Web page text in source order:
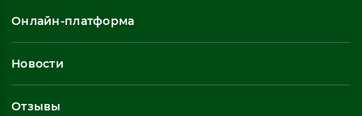
Профессиональное обучение
Все
Онлайн-платформа
Новости
Отзывы